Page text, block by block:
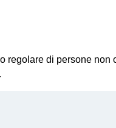
regolare di persone non